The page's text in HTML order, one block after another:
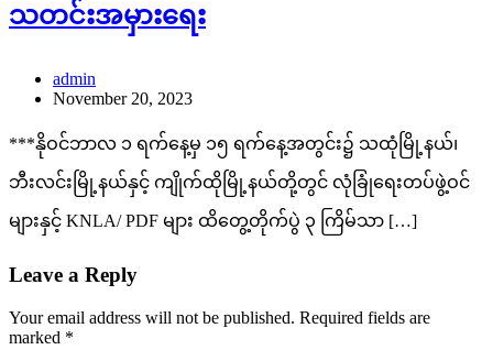
သတင်းအမှားရေး
admin
November 20, 2023
***နိုဝင်ဘာလ ၁ ရက်နေ့မှ ၁၅ ရက်နေ့အတွင်း၌ သထုံမြို့နယ်၊
ဘီးလင်းမြို့နယ်နှင့် ကျိုက်ထိုမြို့နယ်တို့တွင် လုံခြုံရေးတပ်ဖွဲ့ဝင်
များနှင့် KNLA/ PDF များ ထိတွေ့တိုက်ပွဲ ၃ ကြိမ်သာ […]
Leave a Reply
Your email address will not be published. Required fields are
marked *